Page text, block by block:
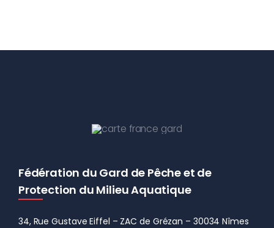
Fédération du Gard de Pêche et de
Protection du Milieu Aquatique
34, Rue Gustave Eiffel – ZAC de Grézan – 30034 Nîmes